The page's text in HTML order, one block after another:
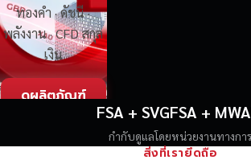
ทองคำ · ดัชนี ·
พลังงาน · CFD สกุล
เงิน
ดูผลิตภัณฑ์
FSA + SVGFSA +
กำกับดูแลโดยหน่วยงานทางการ
สิ่งที่เรายึดถือ